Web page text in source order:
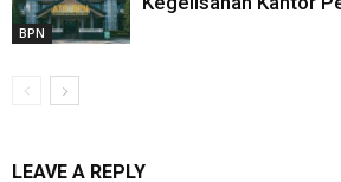
BPN
LEAVE A REPLY